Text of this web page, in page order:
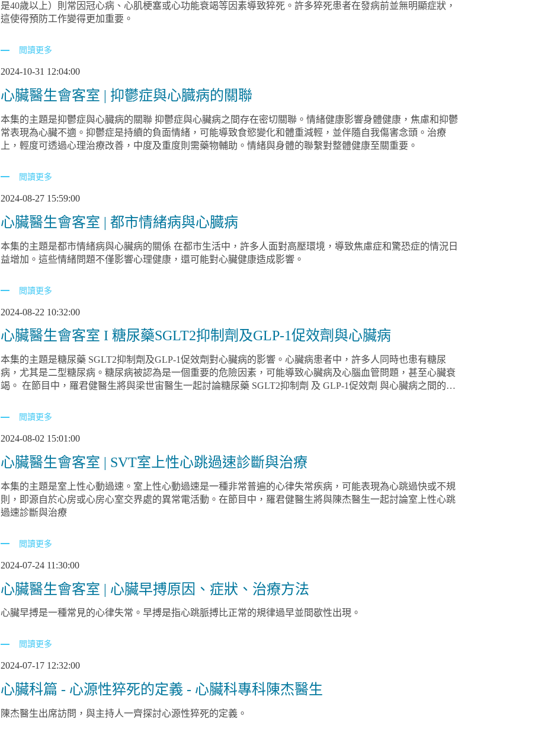
是40歲以上）則常因冠心病、心肌梗塞或心功能衰竭等因素導致猝死。許多猝死患者在發病前並無明顯症狀，
這使得預防工作變得更加重要。
閲讀更多
2024-10-31 12:04:00
心臟醫生會客室 | 抑鬱症與心臓病的關聯
本集的主題是抑鬱症與心臓病的關聯 抑鬱症與心臟病之間存在密切關聯。情緒健康影響身體健康，焦慮和抑鬱
常表現為心臟不適。抑鬱症是持續的負面情緒，可能導致食慾變化和體重減輕，並伴隨自我傷害念頭。治療
上，輕度可透過心理治療改善，中度及重度則需藥物輔助。情緒與身體的聯繫對整體健康至關重要。
閲讀更多
2024-08-27 15:59:00
心臟醫生會客室 | 都市情緒病與心臓病
本集的主題是都市情緒病與心臟病的關係 在都市生活中，許多人面對高壓環境，導致焦慮症和驚恐症的情況日
益增加。這些情緒問題不僅影響心理健康，還可能對心臟健康造成影響。
閲讀更多
2024-08-22 10:32:00
心臟醫生會客室 I 糖尿藥SGLT2抑制劑及GLP-1促效劑與心臟病
本集的主題是糖尿藥 SGLT2抑制劑及GLP-1促效劑對心臟病的影響。心臟病患者中，許多人同時也患有糖尿
病，尤其是二型糖尿病。糖尿病被認為是一個重要的危險因素，可能導致心臟病及心腦血管問題，甚至心臟衰
竭。 在節目中，羅君健醫生將與梁世宙醫生一起討論糖尿藥 SGLT2抑制劑 及 GLP-1促效劑 與心臟病之間的關
閲讀更多
2024-08-02 15:01:00
心臟醫生會客室 | SVT室上性心跳過速診斷與治療
本集的主題是室上性心動過速。室上性心動過速是一種非常普遍的心律失常疾病，可能表現為心跳過快或不規
則，即源自於心房或心房心室交界處的異常電活動。在節目中，羅君健醫生將與陳杰醫生一起討論室上性心跳
過速診斷與治療
閲讀更多
2024-07-24 11:30:00
心臟醫生會客室 | 心臟早搏原因、症狀、治療方法
心臟早搏是一種常見的心律失常。早搏是指心跳脈搏比正常的規律過早並間歇性出現。
閲讀更多
2024-07-17 12:32:00
心臟科篇 - 心源性猝死的定義 - 心臟科專科陳杰醫生
陳杰醫生出席訪問，與主持人一齊探討心源性猝死的定義。